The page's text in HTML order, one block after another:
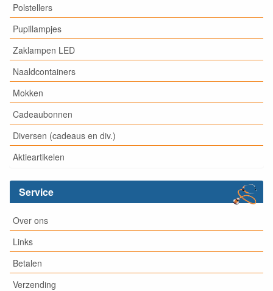
Polstellers
Pupillampjes
Zaklampen LED
Naaldcontainers
Mokken
Cadeaubonnen
Diversen (cadeaus en div.)
Aktieartikelen
Service
Over ons
Links
Betalen
Verzending